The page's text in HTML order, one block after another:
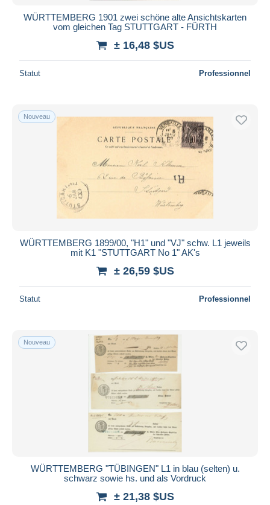
WÜRTTEMBERG 1901 zwei schöne alte Ansichtskarten
vom gleichen Tag STUTTGART - FÜRTH
± 16,48 $US
Statut Professionnel
Nouveau
WÜRTTEMBERG 1899/00, "H1" und "VJ" schw. L1 jeweils
mit K1 "STUTTGART No 1" AK's
± 26,59 $US
Statut Professionnel
Nouveau
WÜRTTEMBERG "TÜBINGEN" L1 in blau (selten) u.
schwarz sowie hs. und als Vordruck
± 21,38 $US